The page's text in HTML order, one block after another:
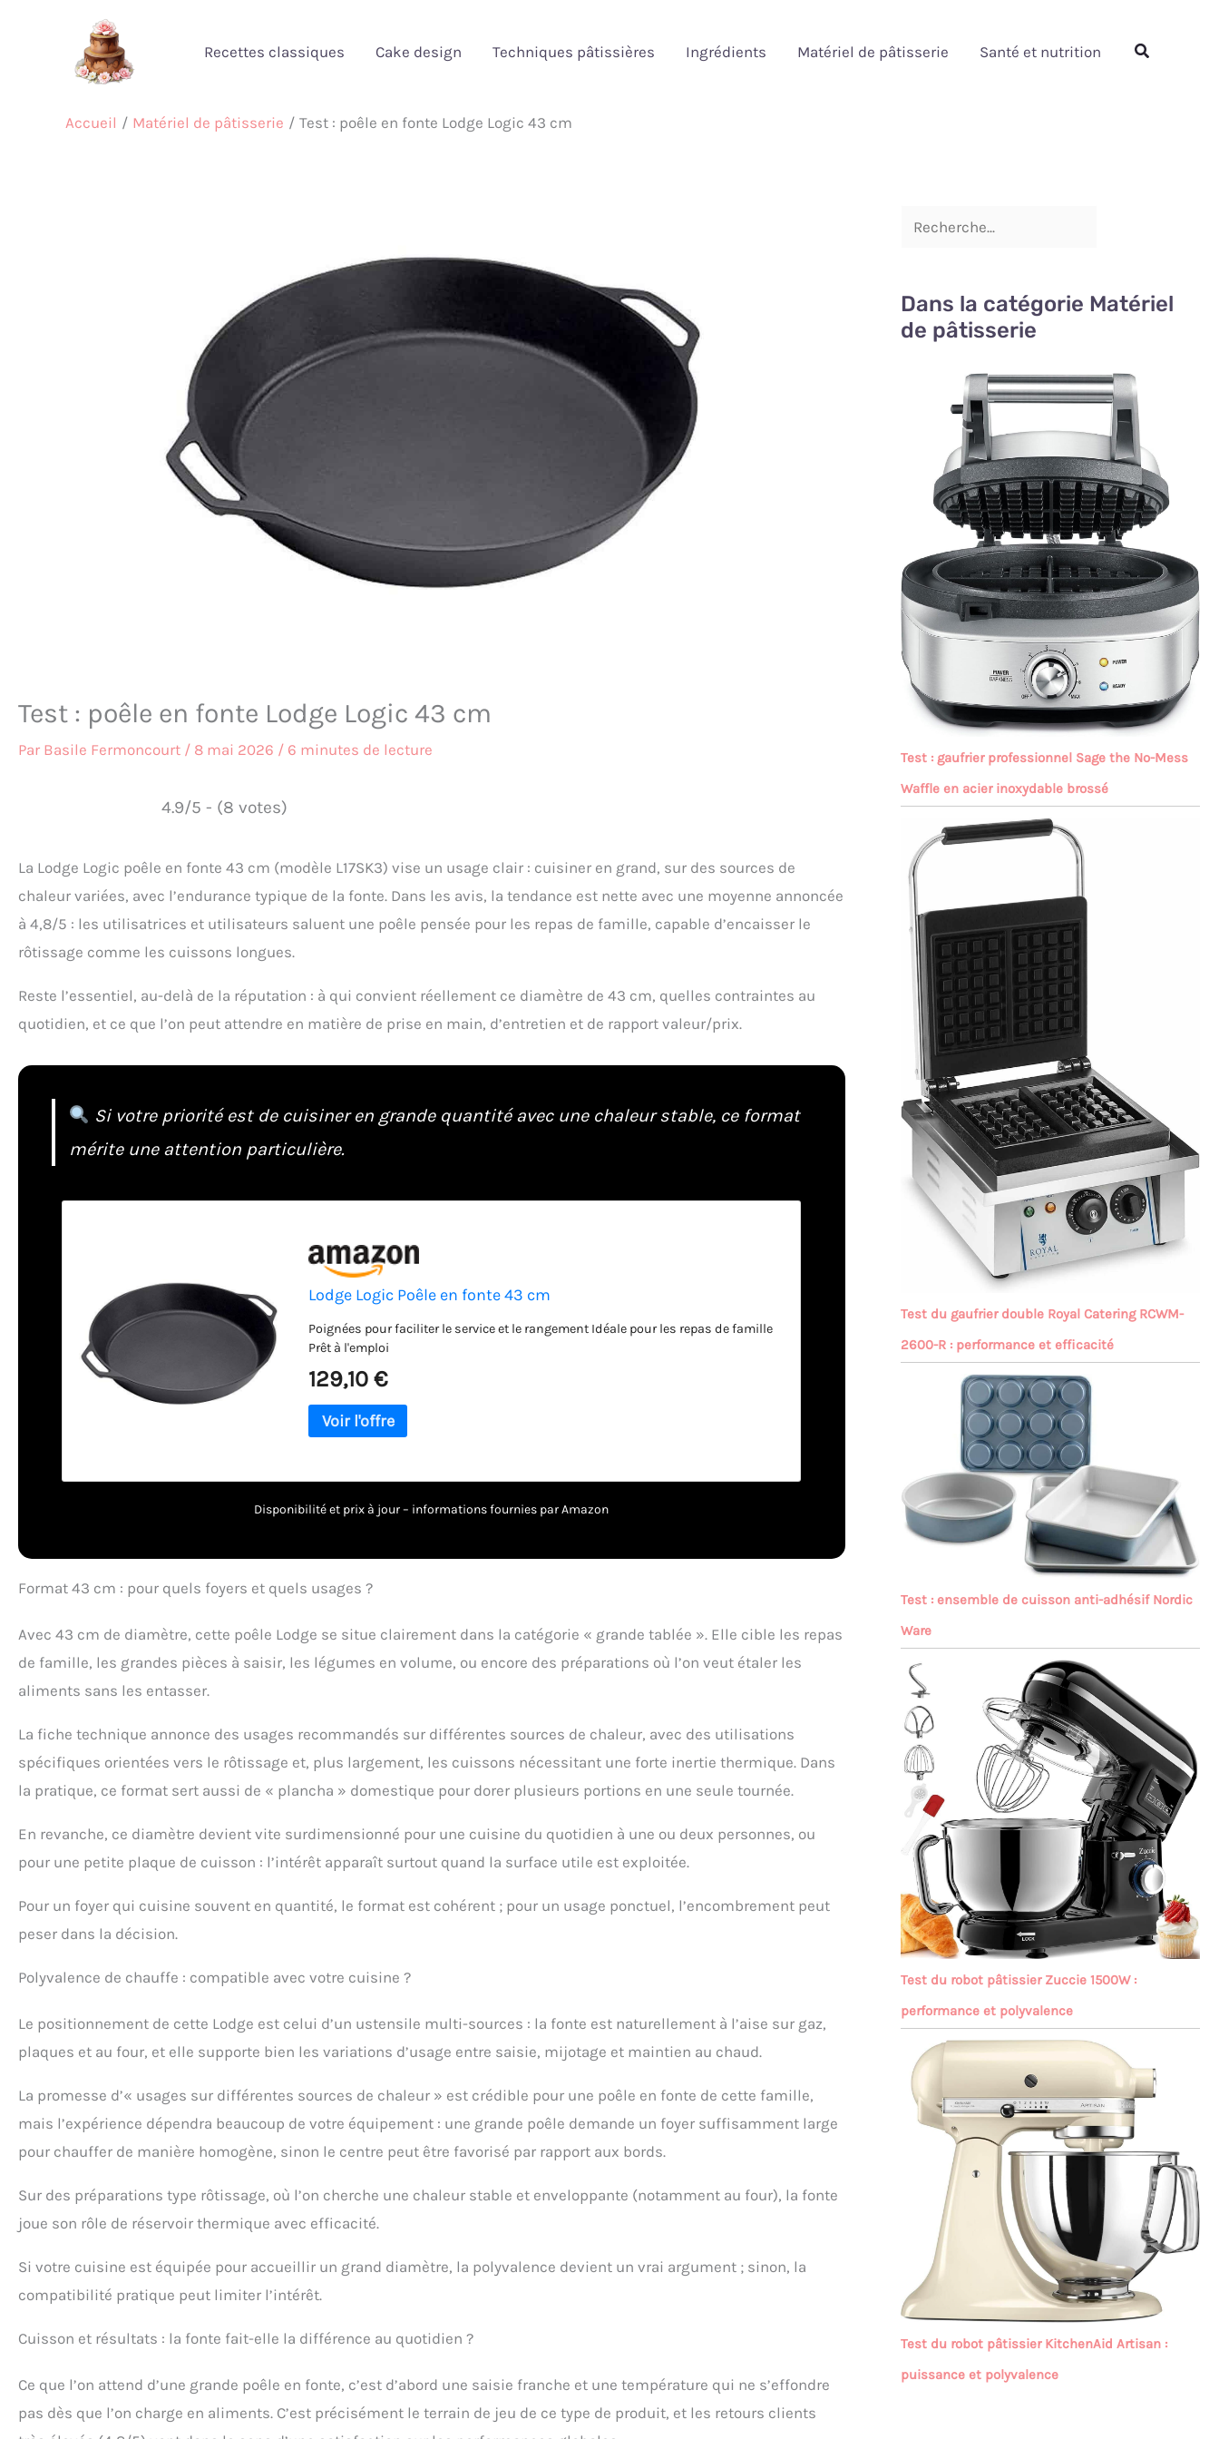
Recettes classiques Cake design Techniques pâtissières Ingrédients Matériel de pâtisserie Santé et nutrition Rechercher
Accueil Matériel de pâtisserie Test : poêle en fonte Lodge Logic 43 cm
Test : poêle en fonte Lodge Logic 43 cm
Par Basile Fermoncourt / 8 mai 2026 / 6 minutes de lecture
4.9/5 - (8 votes)
La Lodge Logic poêle en fonte 43 cm (modèle L17SK3) vise un usage clair : cuisiner en grand, sur des sources de
chaleur variées, avec l’endurance typique de la fonte. Dans les avis, la tendance est nette avec une moyenne annoncée
à 4,8/5 : les utilisatrices et utilisateurs saluent une poêle pensée pour les repas de famille, capable d’encaisser le
rôtissage comme les cuissons longues.
Reste l’essentiel, au-delà de la réputation : à qui convient réellement ce diamètre de 43 cm, quelles contraintes au
quotidien, et ce que l’on peut attendre en matière de prise en main, d’entretien et de rapport valeur/prix.
Si votre priorité est de cuisiner en grande quantité avec une chaleur stable, ce format
mérite une attention particulière.
Lodge Logic Poêle en fonte 43 cm
Poignées pour faciliter le service et le rangement Idéale pour les repas de famille
Prêt à l'emploi
129,10 €
Disponibilité et prix à jour – informations fournies par Amazon
Format 43 cm : pour quels foyers et quels usages ?
Avec 43 cm de diamètre, cette poêle Lodge se situe clairement dans la catégorie « grande tablée ». Elle cible les repas
de famille, les grandes pièces à saisir, les légumes en volume, ou encore des préparations où l’on veut étaler les
aliments sans les entasser.
La fiche technique annonce des usages recommandés sur différentes sources de chaleur, avec des utilisations
spécifiques orientées vers le rôtissage et, plus largement, les cuissons nécessitant une forte inertie thermique. Dans
la pratique, ce format sert aussi de « plancha » domestique pour dorer plusieurs portions en une seule tournée.
En revanche, ce diamètre devient vite surdimensionné pour une cuisine du quotidien à une ou deux personnes, ou
pour une petite plaque de cuisson : l’intérêt apparaît surtout quand la surface utile est exploitée.
Pour un foyer qui cuisine souvent en quantité, le format est cohérent ; pour un usage ponctuel, l’encombrement peut
peser dans la décision.
Polyvalence de chauffe : compatible avec votre cuisine ?
Le positionnement de cette Lodge est celui d’un ustensile multi-sources : la fonte est naturellement à l’aise sur gaz,
plaques et au four, et elle supporte bien les variations d’usage entre saisie, mijotage et maintien au chaud.
La promesse d’« usages sur différentes sources de chaleur » est crédible pour une poêle en fonte de cette famille,
mais l’expérience dépendra beaucoup de votre équipement : une grande poêle demande un foyer suffisamment large
pour chauffer de manière homogène, sinon le centre peut être favorisé par rapport aux bords.
Sur des préparations type rôtissage, où l’on cherche une chaleur stable et enveloppante (notamment au four), la fonte
joue son rôle de réservoir thermique avec efficacité.
Si votre cuisine est équipée pour accueillir un grand diamètre, la polyvalence devient un vrai argument ; sinon, la
compatibilité pratique peut limiter l’intérêt.
Cuisson et résultats : la fonte fait-elle la différence au quotidien ?
Ce que l’on attend d’une grande poêle en fonte, c’est d’abord une saisie franche et une température qui ne s’effondre
pas dès que l’on charge en aliments. C’est précisément le terrain de jeu de ce type de produit, et les retours clients
Dans la catégorie Matériel
de pâtisserie
Test : gaufrier professionnel Sage the No-Mess
Waffle en acier inoxydable brossé
Test du gaufrier double Royal Catering RCWM-
2600-R : performance et efficacité
Test : ensemble de cuisson anti-adhésif Nordic
Ware
Test du robot pâtissier Zuccie 1500W :
performance et polyvalence
Test du robot pâtissier KitchenAid Artisan :
puissance et polyvalence